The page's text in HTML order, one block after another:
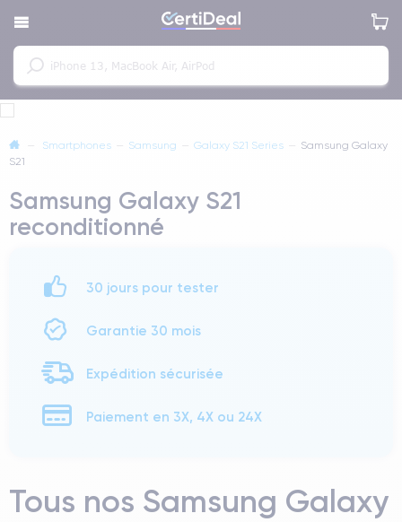
— Smartphones — Samsung — Galaxy S21 Series — Samsung Galaxy
S21
Samsung Galaxy S21
reconditionné
30 jours pour tester
Garantie 30 mois
Expédition sécurisée
Paiement en 3X, 4X ou 24X
Tous nos Samsung Galaxy